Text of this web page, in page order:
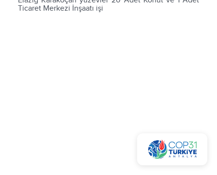
Ticaret Merkezi İnşaatı işi